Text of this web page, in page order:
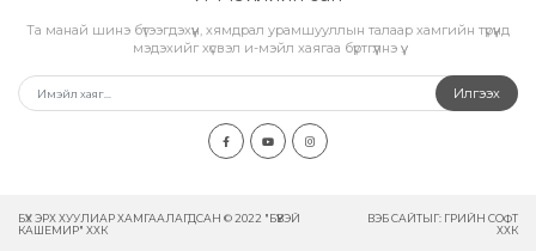
Та манай шинэ бүтээгдэхүүн, хямдрал урамшууллын талаар хамгийн түрүүнд
мэдэхийг хүсвэл и-мэйл хаягаа бүртгүүлнэ үү.
Илгээх
БҮХ ЭРХ ХУУЛИАР ХАМГААЛАГДСАН © 2022 "БҮҮВЭЙ
КАШЕМИР" ХХК
ВЭБ САЙТЫГ: ГРИЙН СОФТ
ХХК